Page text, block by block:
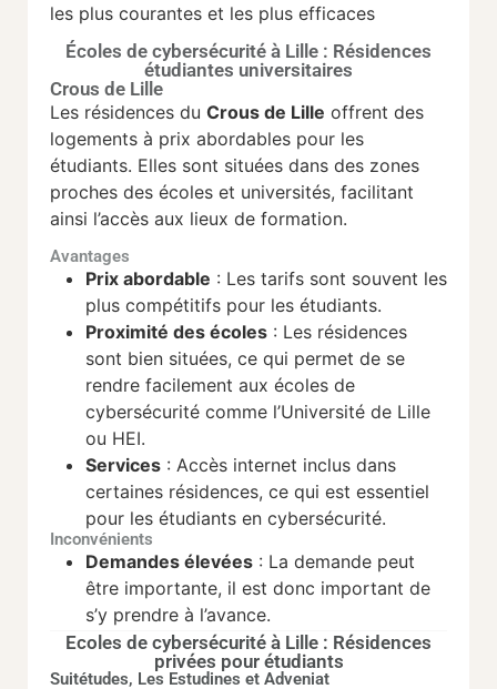
les plus courantes et les plus efficaces
Écoles de cybersécurité à Lille : Résidences
étudiantes universitaires
Crous de Lille
Les résidences du Crous de Lille offrent des
logements à prix abordables pour les
étudiants. Elles sont situées dans des zones
proches des écoles et universités, facilitant
ainsi l’accès aux lieux de formation.
Avantages
Prix abordable : Les tarifs sont souvent les
plus compétitifs pour les étudiants.
Proximité des écoles : Les résidences
sont bien situées, ce qui permet de se
rendre facilement aux écoles de
cybersécurité comme l’Université de Lille
ou HEI.
Services : Accès internet inclus dans
certaines résidences, ce qui est essentiel
pour les étudiants en cybersécurité.
Inconvénients
Demandes élevées : La demande peut
être importante, il est donc important de
s’y prendre à l’avance.
Ecoles de cybersécurité à Lille : Résidences
privées pour étudiants
Suitétudes, Les Estudines et Adveniat